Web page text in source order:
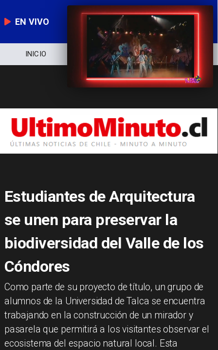
EN VIVO
NOTICIERO POLÍTICA ECONOMÍA
Estudiantes de Arquitectura
se unen para preservar la
biodiversidad del Valle de los
Cóndores
​Como parte de su proyecto de título, un grupo de
alumnos de la Universidad de Talca se encuentra
trabajando en la construcción de un mirador y
pasarela que permitirá a los visitantes observar el
ecosistema del espacio natural local. Esta